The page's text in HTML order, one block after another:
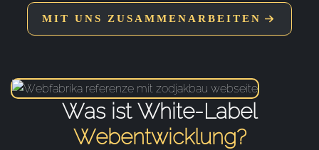
MIT UNS ZUSAMMENARBEITEN
Was ist White-Label
Webentwicklung?